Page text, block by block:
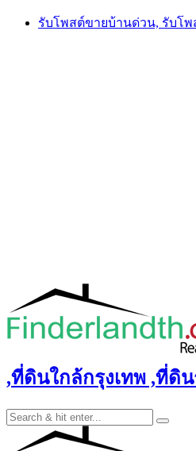
Skip
รับโพสต์ขายบ้านด่วน, รับโ
,ที่ดินใกล้กรุงเทพ ,ที่ดิ